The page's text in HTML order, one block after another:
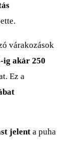
várakozások
ig akár 250
Ez a
jelent a puha